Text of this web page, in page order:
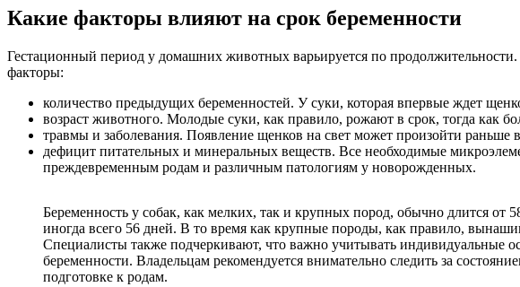
Какие факторы влияют на срок беременности
Гестационный период у домашних животных варьируется по
факторы:
количество предыдущих беременностей. У суки, которая впервые ждет
возраст животного. Молодые суки, как правило, рожают в срок, тогда как
травмы и заболевания. Появление щенков на свет может произойти
дефицит питательных и минеральных веществ. Все необходимые
преждевременным родам и различным патологиям у новорожденных.
Беременность у собак, как мелких, так и крупных пород, обычно длится от
иногда всего 56 дней. В то время как крупные породы, как правило,
Специалисты также подчеркивают, что важно учитывать индивидуальные
беременности. Владельцам рекомендуется внимательно следить за
подготовке к родам.